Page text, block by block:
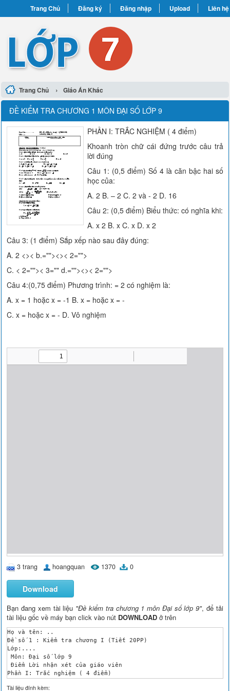
Trang Chủ Đăng ký Đăng nhập Upload Liên hệ
Trang Chủ › Giáo Án Khác
ĐỀ KIỂM TRA CHƯƠNG 1 MÔN ĐẠI SỐ LỚP 9
PHẦN I: TRẮC NGHIỆM ( 4 điểm)
Khoanh tròn chữ cái đứng trước câu trả
lời đúng
Câu 1: (0,5 điểm) Số 4 là căn bậc hai số
học của:
A. 2 B. – 2 C. 2 và - 2 D. 16
Câu 2: (0,5 điểm) Biểu thức: có nghĩa khi:
A. x 2 B. x C. x D. x 2
Câu 3: (1 điểm) Sắp xếp nào sau đây đúng:
A. 2 <>< b.=""><>< 2="">
C. < 2="">< 3="" d.=""><>< 2="">
Câu 4:(0,75 điểm) Phương trình: = 2 có nghiệm là:
A. x = 1 hoặc x = -1 B. x = hoặc x = -
C. x = hoặc x = - D. Vô nghiệm
3 trang hoangquan 1370 0
Download
Bạn đang xem tài liệu "Đề kiểm tra chương 1 môn Đại số lớp 9", để tải
tài liệu gốc về máy bạn click vào nút DOWNLOAD ở trên
Họ và tên: ..
Đề số 1 : Kiểm tra chương I (Tiết 20PP)
Lớp:....
Môn: Đại số lớp 9
Điểm Lời nhận xét của giáo viên
Phần I: Trắc nghiệm ( 4 điểm)
Khoanh tròn chữ cái đứng trước câu trả lời đúng
Câu 1: (0,5 điểm) Số 4 là căn bậc hai số học của:
Tài liệu đính kèm: